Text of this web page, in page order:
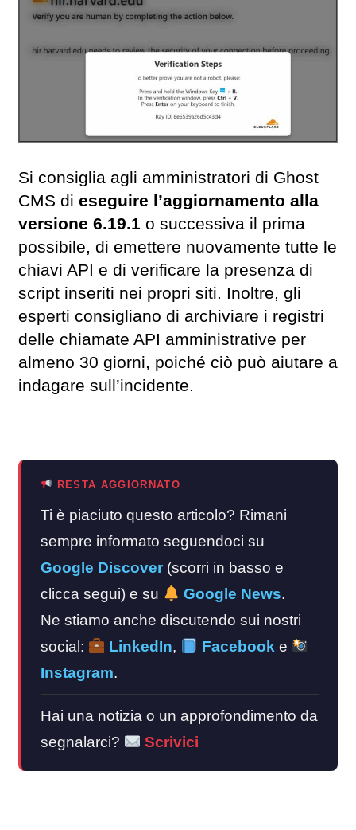
Si consiglia agli amministratori di Ghost
CMS di eseguire l’aggiornamento alla
versione 6.19.1 o successiva il prima
possibile, di emettere nuovamente tutte le
chiavi API e di verificare la presenza di
script inseriti nei propri siti. Inoltre, gli
esperti consigliano di archiviare i registri
delle chiamate API amministrative per
almeno 30 giorni, poiché ciò può aiutare a
indagare sull’incidente.
RESTA AGGIORNATO
Ti è piaciuto questo articolo? Rimani
sempre informato seguendoci su
Google Discover (scorri in basso e
clicca segui) e su
Google News.
Ne stiamo anche discutendo sui nostri
social:
LinkedIn, Facebook e
Instagram.
Hai una notizia o un approfondimento da
segnalarci?
Scrivici